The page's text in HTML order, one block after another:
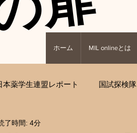
ホーム MIL onlineとは
本薬学生連盟レポート 国試探検隊
報 イベント告知
了時間: 4分